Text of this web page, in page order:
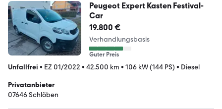
Peugeot Expert Kasten Festival-
Car
19.800 €
Verhandlungsbasis
Guter Preis
Unfallfrei • EZ 01/2022 • 42.500 km • 106 kW (144 PS) • Diesel
Privatanbieter
07646 Schlöben